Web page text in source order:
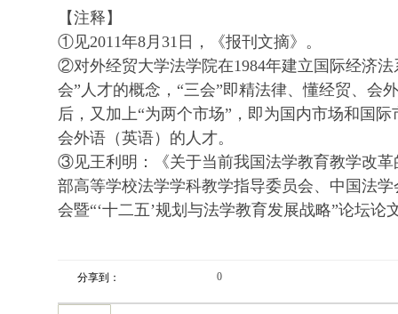
【注释】
①见2011年8月31日，《报刊文摘》。
②对外经贸大学法学院在1984年建立国际经济
会”人才的概念，“三会”即精法律、懂经贸、会
后，又加上“为两个市场”，即为国内市场和国
会外语（英语）的人才。
③见王利明：《关于当前我国法学教育教学改
部高等学校法学学科教学指导委员会、中国法
会暨“‘十二五’规划与法学教育发展战略”论坛论
分享到： 0